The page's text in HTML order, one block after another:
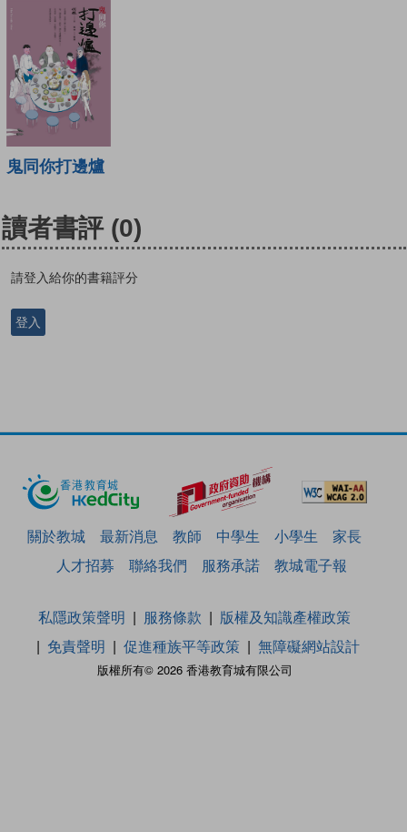
鬼同你打邊爐
讀者書評 (0)
請登入給你的書籍評分
登入
關於教城 最新消息 教師 中學生 小學生
家長
人才招募
聯絡我們 服務承諾 教城電子報
版權所有© 2026 香港教育城有限公司
私隱政策聲明 服務條款
版權及知識產權政策
免責聲明
促進種族平等政策 無障礙網站設計